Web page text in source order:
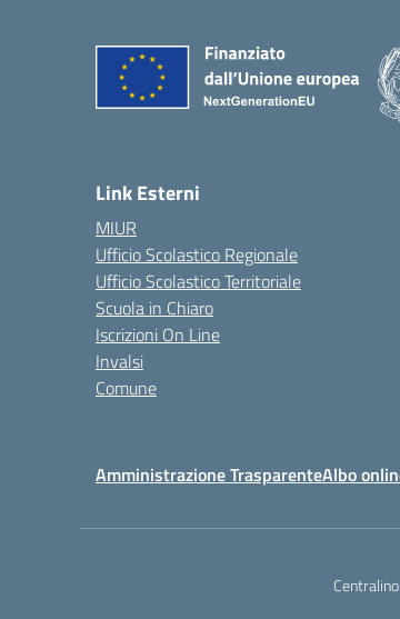
Link Esterni
MIUR
Ufficio Scolastico Regionale
Ufficio Scolastico Territoriale
Scuola in Chiaro
Iscrizioni On Line
Invalsi
Comune
Amministrazione TrasparenteAlbo
Centralino: